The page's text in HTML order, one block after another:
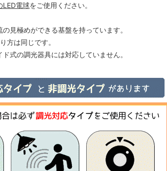
LED電球をご使用ください。
見極めができる基盤を持っています。
方は同じです。
式の調光器具には対応していません。